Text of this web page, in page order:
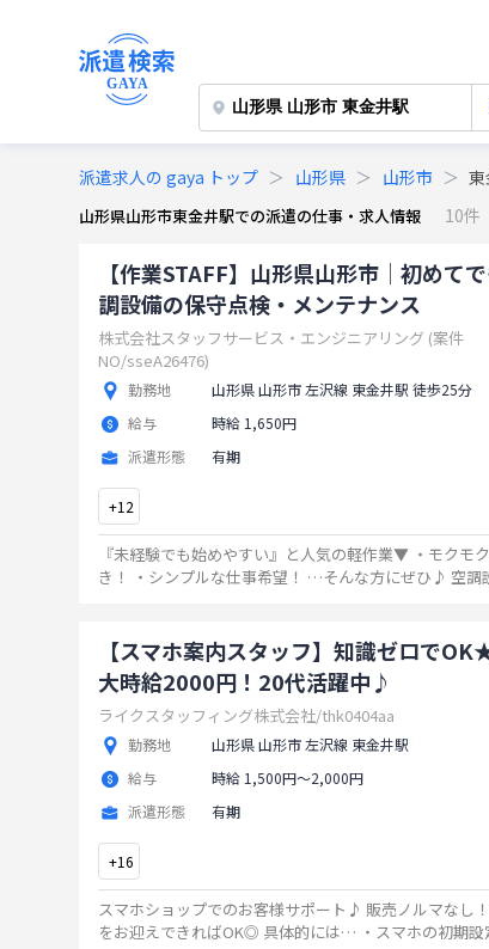
派遣求人の gaya トップ 山形県 山形市
山形県山形市東金井駅での派遣の仕事・求人情報 10件
【作業STAFF】山形県山形市│初めて
調設備の保守点検・メンテナンス
株式会社スタッフサービス・エンジニアリング (案件
NO/sseA26476)
勤務地
山形県 山形市 左沢線 東金井駅 徒歩25分
給与
時給 1,650円
派遣形態
有期
+12
『未経験でも始めやすい』と人気の軽作業▼ ・モクモ
き！ ・シンプルな仕事希望！ …そんな方にぜひ♪ 空調設備会社＠山形市 ■
【スマホ案内スタッフ】知識ゼロで
大時給2000円！20代活躍中♪
ライクスタッフィング株式会社/thk0404aa
勤務地
山形県 山形市 左沢線 東金井駅
給与
時給 1,500円〜2,000円
派遣形態
有期
+16
スマホショップでのお客様サポート♪ 販売ノルマなし！ まずは笑顔でお客様
をお迎えできればOK◎ 具体的には… ・スマホの初期設定のお手伝い ・アプ